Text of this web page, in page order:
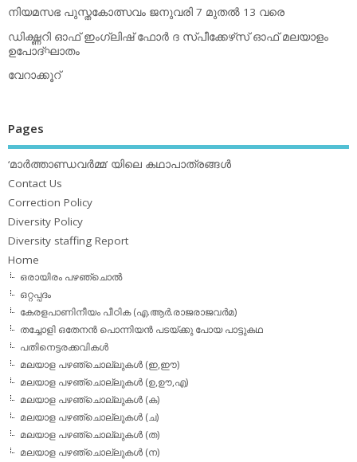
നിയമസഭ പുസ്തകോത്സവം ജനുവരി 7 മുതല്‍ 13 വരെ
ഡിക്ഷ്ണറി ഓഫ് ഇംഗ്ലിഷ് ഫോര്‍ ദ സ്പീക്കേഴ്‌സ് ഓഫ് മലയാളം
ഉപോദ്ഘാതം
വേറാക്കൂറ്
Pages
‘മാര്‍ത്താണ്ഡവര്‍മ്മ’ യിലെ കഥാപാത്രങ്ങള്‍
Contact Us
Correction Policy
Diversity Policy
Diversity staffing Report
Home
ഒരായിരം പഴഞ്ചൊല്‍
ഒറ്റപ്പദം
കേരളപാണിനീയം പീഠിക (എ.ആര്‍.രാജരാജവര്‍മ)
തച്ചോളി ഒതേനൻ പൊന്നിയൻ പടയ്‌ക്കു പോയ പാട്ടുകഥ
പതിനെട്ടരക്കവികള്‍
മലയാള പഴഞ്ചൊല്ലുകള്‍ (ഇ,ഈ)
മലയാള പഴഞ്ചൊല്ലുകള്‍ (ഉ,ഊ,എ)
മലയാള പഴഞ്ചൊല്ലുകള്‍ (ക)
മലയാള പഴഞ്ചൊല്ലുകള്‍ (ച)
മലയാള പഴഞ്ചൊല്ലുകള്‍ (ത)
മലയാള പഴഞ്ചൊല്ലുകള്‍ (ന)